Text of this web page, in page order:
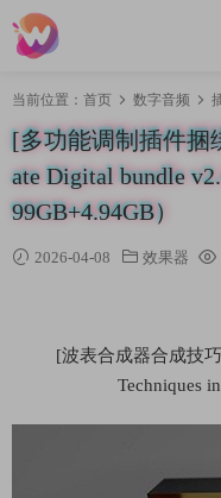
当前位置： 首页 数字音频
[多功能调制插件捆
ate Digital bundle
99GB+4.94GB）
2026-04-08 效果器
[波表合成器合成技
Techniques